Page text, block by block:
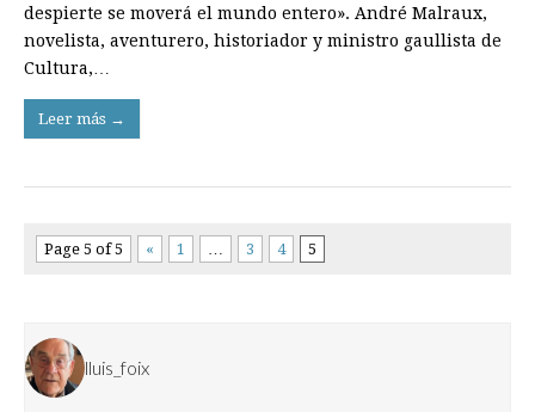
despierte se moverá el mundo entero». André Malraux,
novelista, aventurero, historiador y ministro gaullista de
Cultura,…
Leer más →
Page 5 of 5 « 1 … 3 4 5
lluis_foix